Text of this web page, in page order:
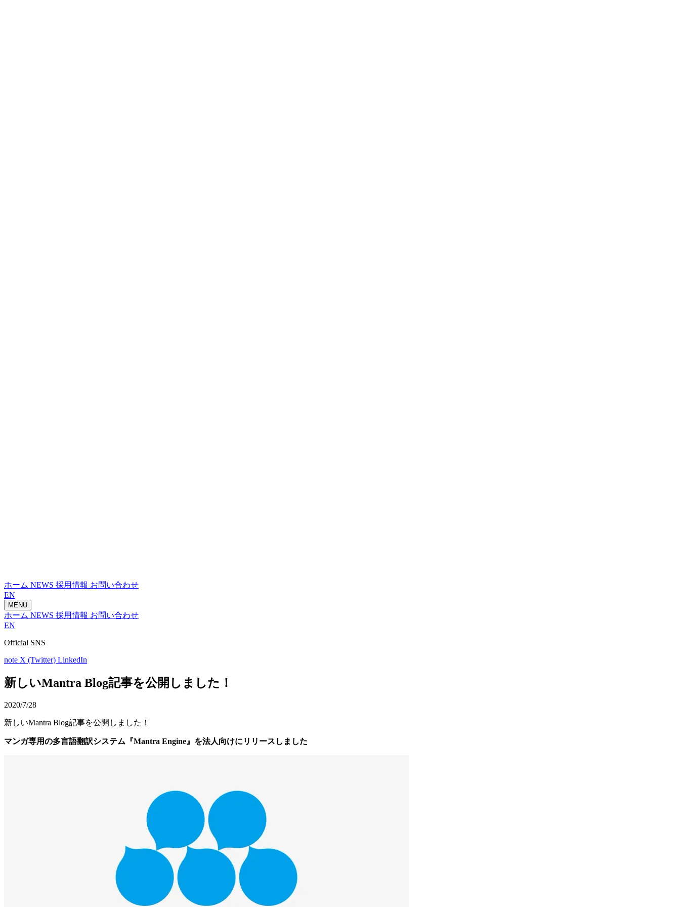
ホーム NEWS 採用情報 お問い合わせ
EN
MENU
ホーム NEWS 採用情報 お問い合わせ
EN
Official SNS
note X (Twitter) LinkedIn
新しいMantra Blog記事を公開しました！
2020/7/28
新しいMantra Blog記事を公開しました！
マンガ専用の多言語翻訳システム『Mantra Engine』を法人向けにリリースしました